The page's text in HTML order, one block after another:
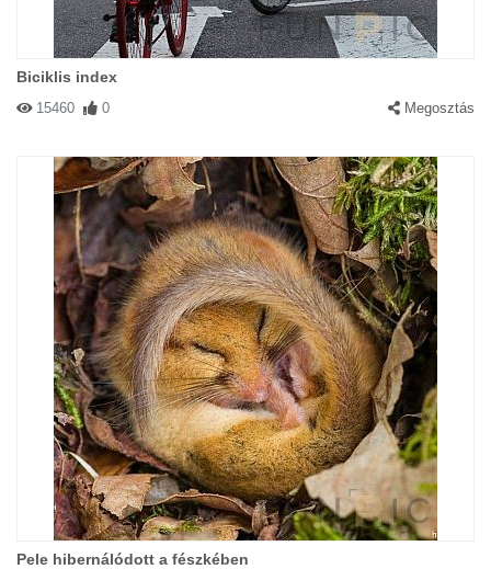
Biciklis index
15460 0 Megosztás
Pele hibernálódott a fészkében